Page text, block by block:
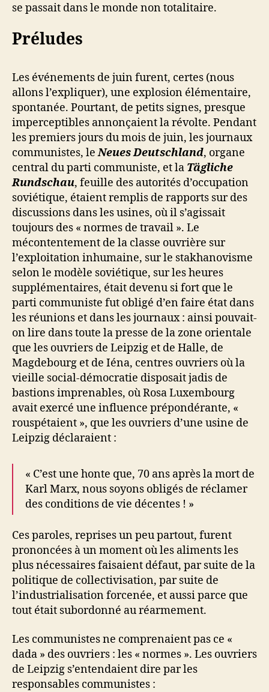
se passait dans le monde non totalitaire.
Préludes
Les événements de juin furent, certes (nous
allons l’expliquer), une explosion élémentaire,
spontanée. Pourtant, de petits signes, presque
imperceptibles annonçaient la révolte. Pendant
les premiers jours du mois de juin, les journaux
communistes, leNeues Deutschland, organe
central du parti communiste, et la Tägliche
Rundschau, feuille des autorités d’occupation
soviétique, étaient remplis de rapports sur des
discussions dans les usines, où il s’agissait
toujours des « normes de travail ». Le
mécontentement de la classe ouvrière sur
l’exploitation inhumaine, sur le stakhanovisme
selon le modèle soviétique, sur les heures
supplémentaires, était devenu si fort que le
parti communiste fut obligé d’en faire état dans
les réunions et dans les journaux : ainsi pouvait-
on lire dans toute la presse de la zone orientale
que les ouvriers de Leipzig et de Halle, de
Magdebourg et de Iéna, centres ouvriers où la
vieille social-démocratie disposait jadis de
bastions imprenables, où Rosa Luxembourg
avait exercé une influence prépondérante, «
rouspétaient », que les ouvriers d’une usine de
Leipzig déclaraient :
« C’est une honte que, 70 ans après la mort de
Karl Marx, nous soyons obligés de réclamer
des conditions de vie décentes ! »
Ces paroles, reprises un peu partout, furent
prononcées à un moment où les aliments les
plus nécessaires faisaient défaut, par suite de la
politique de collectivisation, par suite de
l’industrialisation forcenée, et aussi parce que
tout était subordonné au réarmement.
Les communistes ne comprenaient pas ce «
dada » des ouvriers : les « normes ». Les ouvriers
de Leipzig s’entendaient dire par les
responsables communistes :